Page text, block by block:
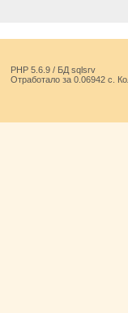
PHP 5.6.9 / БД sqlsrv
Отработало за 0.06942 с.